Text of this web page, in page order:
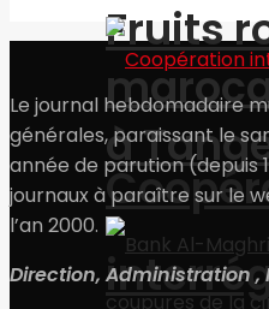
Fruits
à
Le journal hebdomadaire
générales, paraissant le
année de parution (depuis
journaux à paraître sur le
l’an 2000.
Direction, Administration ,